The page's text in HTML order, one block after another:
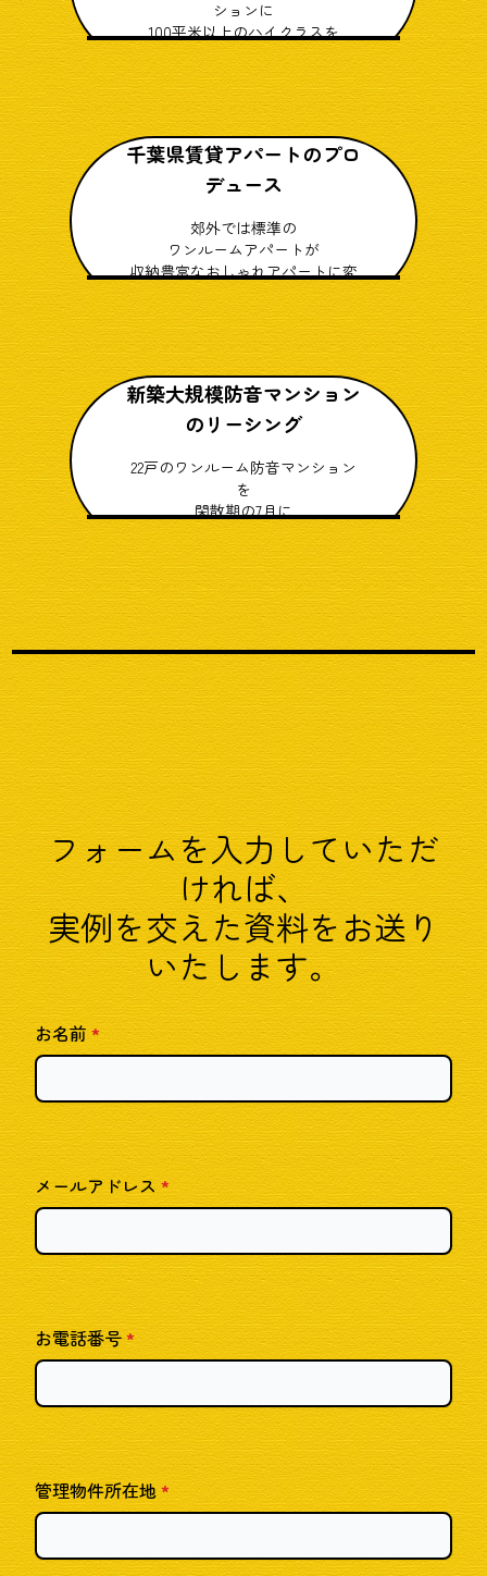
ションに
100平米以上のハイクラスを
プロデュース
千葉県賃貸アパートのプロ
デュース
郊外では標準の
ワンルームアパートが
収納豊富なおしゃれアパートに変
新築大規模防音マンション
のリーシング
22戸のワンルーム防音マンション
を
閑散期の7月に
竣工と同時に満室
フォームを入力していただ
ければ、
実例を交えた資料をお送り
いたします。
お名前*
メールアドレス *
お電話番号*
管理物件所在地*